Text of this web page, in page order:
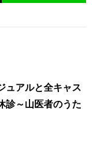
ュアルと全キャス
診～山医者のうた